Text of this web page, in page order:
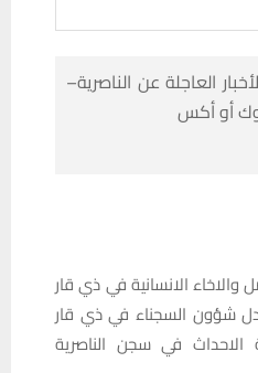
العاجلة عن الناصرية–
أو أكس
الانسانية في ذي قار
شؤون السجناء في ذي قار
في سجن الناصرية